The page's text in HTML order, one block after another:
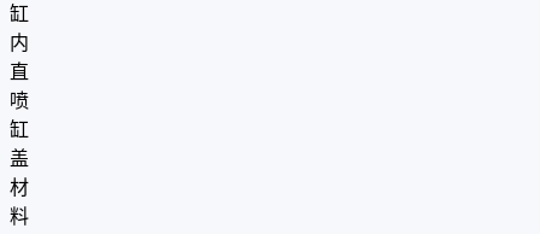
缸
内
直
喷
缸
盖
材
料